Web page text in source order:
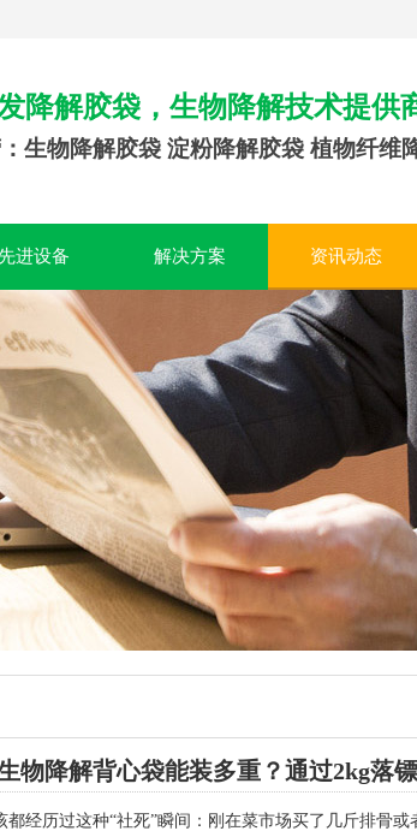
降解胶袋，生物降解技术提供
生物降解胶袋 淀粉降解胶袋 植物纤维
先进设备 解决方案 资讯动态
物降解背心袋能装多重？通过2kg落
都经历过这种“社死”瞬间：刚在菜市场买了几斤排骨